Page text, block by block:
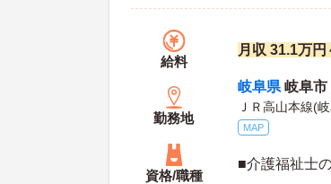
給料
月収 31.1万
勤務地
岐阜県 岐阜市
ＪＲ高山本線(
MAP
資格/職種
■介護福祉士